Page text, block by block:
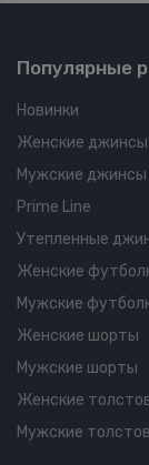
Популярные
Новинки
Женские джинсы
Мужские джинсы
Prime Line
Утепленные
Женские
Мужские
Женские шорты
Мужские шорты
Женские
Мужские